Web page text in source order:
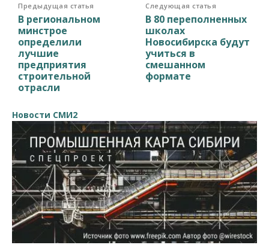
Предыдущая статья
В региональном
минстрое
определили
лучшие
предприятия
строительной
отрасли
Следующая статья
В 80 переполненных
школах
Новосибирска будут
учиться в
смешанном
формате
Новости СМИ2